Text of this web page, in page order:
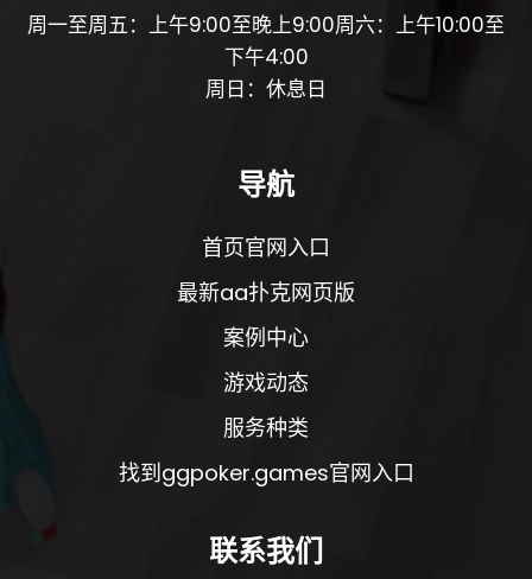
周一至周五：上午9:00至晚上9:00周六：上午10:00至
下午4:00
周日：休息日
导航
首页官网入口
最新aa扑克网页版
案例中心
游戏动态
服务种类
找到ggpoker.games官网入口
联系我们